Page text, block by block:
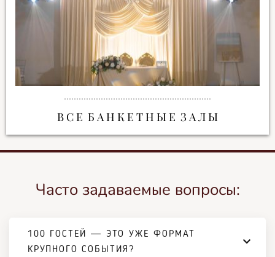
В С Е Б А Н К Е Т Н Ы Е З А Л Ы
Часто задаваемые вопросы:
100 ГОСТЕЙ — ЭТО УЖЕ ФОРМАТ
КРУПНОГО СОБЫТИЯ?